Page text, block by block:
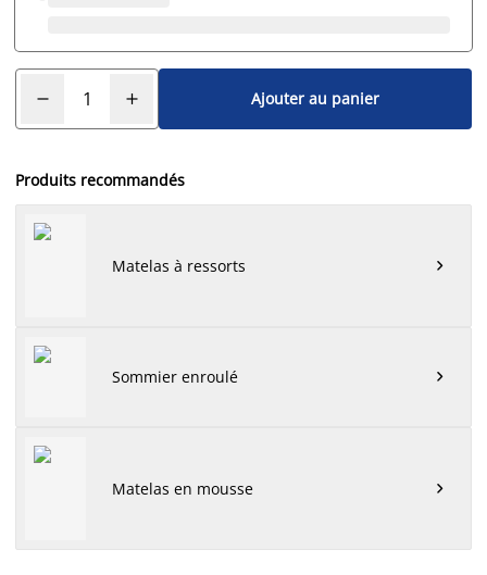
Ajouter au panier
Produits recommandés
Matelas à ressorts 
Sommier enroulé 
Matelas en mousse 